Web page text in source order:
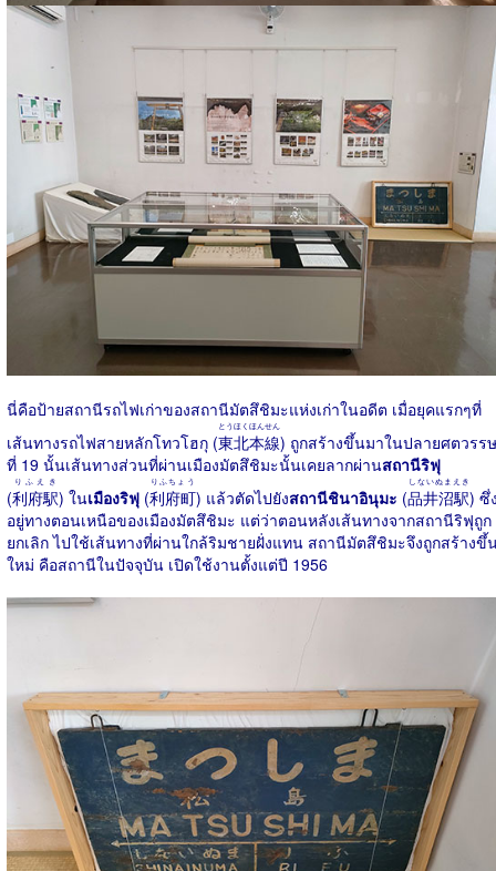
นี่คือป้ายสถานีรถไฟเก่าของสถานีมัตสึชิมะแห่งเก่าในอดีต เมื่อยุคแรกๆที่
เส้นทางรถไฟสายหลักโทวโฮกุ (東北本線
とうほくほんせん
) ถูกสร้างขึ้นมาในปลายศตวรรษ
ที่ 19 นั้นเส้นทางส่วนที่ผ่านเมืองมัตสึชิมะนั้นเคยลากผ่านสถานีริฟุ
(利府駅
りふえき
) ในเมืองริฟุ (利府町
りふちょう
) แล้วตัดไปยังสถานีชินาอินุมะ (品井沼駅
しないぬまえき
) ซึ่
อยู่ทางตอนเหนือของเมืองมัตสึชิมะ แต่ว่าตอนหลังเส้นทางจากสถานีริฟุถูก
ยกเลิก ไปใช้เส้นทางที่ผ่านใกล้ริมชายฝั่งแทน สถานีมัตสึชิมะจึงถูกสร้างขึ้
ใหม่ คือสถานีในปัจจุบัน เปิดใช้งานตั้งแต่ปี 1956